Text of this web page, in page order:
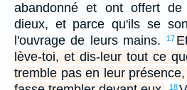
abandonné et ont offert
dieux, et parce qu'ils se
l'ouvrage de leurs mains.
17
lève-toi, et dis-leur tout ce
tremble pas en leur
18